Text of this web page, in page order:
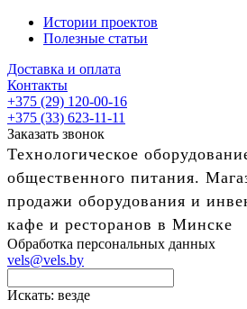
Истории проектов
Полезные статьи
Доставка и оплата
Контакты
+375 (29) 120-00-16
+375 (33) 623-11-11
Заказать звонок
Технологическое
общественного питания.
продажи оборудования и
кафе и ресторанов в Минске
Обработка персональных данных
vels@vels.by
Искать: везде